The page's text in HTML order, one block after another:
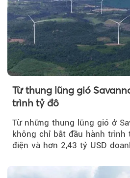
Từ thung lũng gió
trình tỷ đô
Từ những thung lũng gió ở
không chỉ bắt đầu hành trình
điện và hơn 2,43 tỷ USD